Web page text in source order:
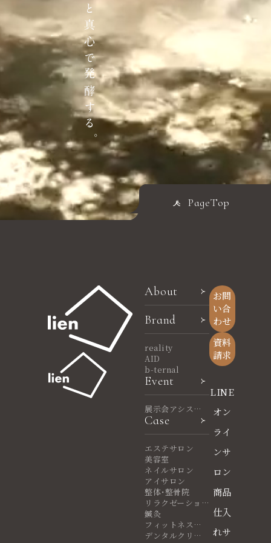
PageTop
About
Brand
reality
AID
b-ternal
Event
展示会アシスタ
ント
Case
エステサロン
美容室
ネイルサロン
アイサロン
整体・整骨院
リラクゼーショ
ンサロン
鍼灸
フィットネスヨ
ガ
デンタルクリニ
お問
い合
わせ
資料
請求
LINE
オン
ライ
ンサ
ロン
商品
仕入
れサ